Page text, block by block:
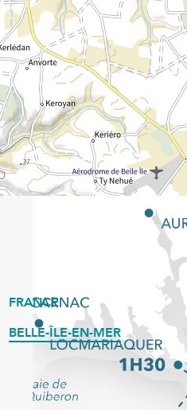
FRANCE
BELLE-ÎLE-EN-MER